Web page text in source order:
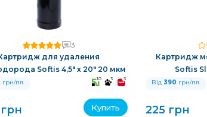
3
для удаления
Softis 4,5" х 20" 20 мкм
грн/пл. 10 3 3
Купить
Картридж
Softis
Від 390 грн/пл.
225 грн